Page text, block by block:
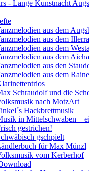
- Lange Kunstnacht
aus dem
aus dem
aus dem
aus dem
aus den
aus dem
Schraudolf und die
nach MotzArt
Hackbrettmusik
in Mittelschwaben –
gestrichen!
gschpielt
für Max Münzl
vom Kerberhof